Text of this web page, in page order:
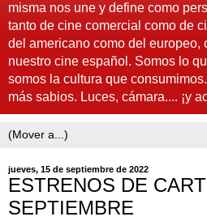
misma nos une y define como
tanto de cine comercial como de
del americano como del europeo,
nuestro cine español. Somos lo
somos la cultura que
más sabios. Luces, cámara.... ¡y
jueves, 15 de septiembre de 2022
ESTRENOS DE
SEPTIEMBRE